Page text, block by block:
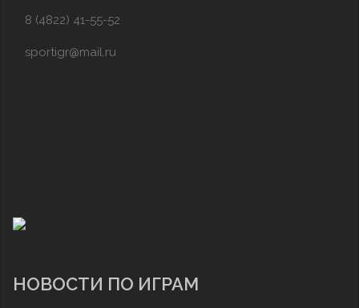
8 (4822) 41-55-52
sportigr@mail.ru
НОВОСТИ ПО ИГРАМ